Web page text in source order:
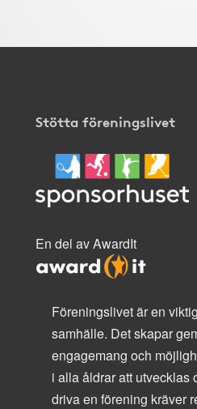
Stötta föreningslivet
En del av AwardIt
Föreningslivet är en
samhälle. Det skapar
engagemang och
i alla åldrar att utvecklas
driva en förening kräver